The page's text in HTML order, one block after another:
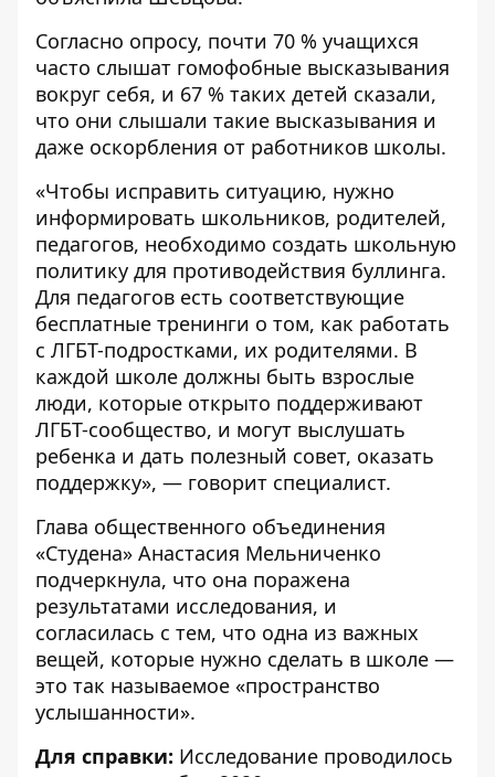
Согласно опросу, почти 70 % учащихся
часто слышат гомофобные высказывания
вокруг себя, и 67 % таких детей сказали,
что они слышали такие высказывания и
даже оскорбления от работников школы.
«Чтобы исправить ситуацию, нужно
информировать школьников, родителей,
педагогов, необходимо создать школьную
политику для противодействия буллинга.
Для педагогов есть соответствующие
бесплатные тренинги о том, как работать
с ЛГБТ-подростками, их родителями. В
каждой школе должны быть взрослые
люди, которые открыто поддерживают
ЛГБТ-сообщество, и могут выслушать
ребенка и дать полезный совет, оказать
поддержку», — говорит специалист.
Глава общественного объединения
«Студена» Анастасия Мельниченко
подчеркнула, что она поражена
результатами исследования, и
согласилась с тем, что одна из важных
вещей, которые нужно сделать в школе —
это так называемое «пространство
услышанности».
Для справки: Исследование проводилось